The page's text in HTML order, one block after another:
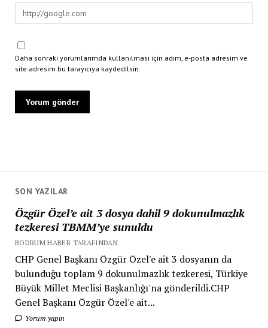
SON YAZILAR
Özgür Özel’e ait 3 dosya dahil 9 dokunulmazlık
tezkeresi TBMM’ye sunuldu
BODRUM HABER TARAFINDAN
CHP Genel Başkanı Özgür Özel'e ait 3 dosyanın da
bulunduğu toplam 9 dokunulmazlık tezkeresi, Türkiye
Büyük Millet Meclisi Başkanlığı'na gönderildi.CHP
Genel Başkanı Özgür Özel'e ait...
Yorum yapın
Daha sonraki yorumlarımda kullanılması için adım, e-posta adresim ve
site adresim bu tarayıcıya kaydedilsin.